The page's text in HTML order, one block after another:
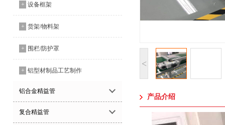
+ 设备框架
+ 货架/物料架
+ 围栏/防护罩
+ 铝型材制品工艺制作
铝合金精益管
复合精益管
<
产品介绍